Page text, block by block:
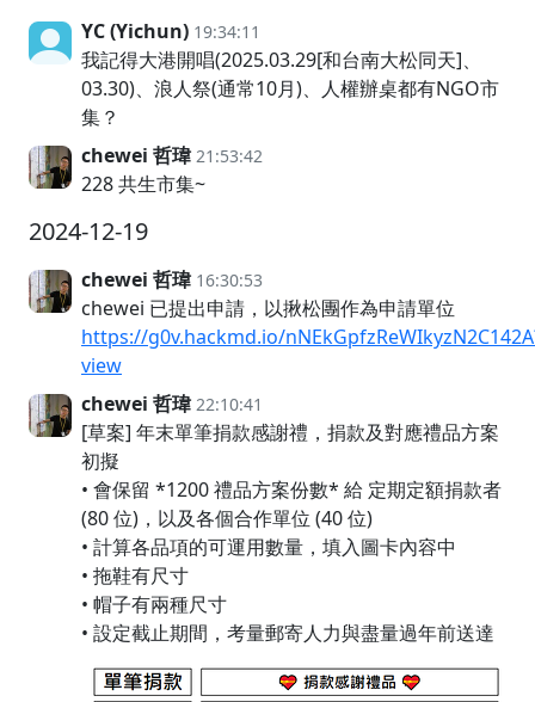
YC (Yichun) 19:34:11
我記得大港開唱(2025.03.29[和台南大松同天]、
03.30)、浪人祭(通常10月)、人權辦桌都有NGO市
集？
chewei 哲瑋 21:53:42
228 共生市集~
2024-12-19
chewei 哲瑋 16:30:53
chewei 已提出申請，以揪松團作為申請單位
https://g0v.hackmd.io/
view
chewei 哲瑋 22:10:41
[草案] 年末單筆捐款感謝禮，捐款及對應禮品方案
初擬
• 會保留 *1200 禮品方案份數* 給 定期定額捐款者
(80 位)，以及各個合作單位 (40 位)
• 計算各品項的可運用數量，填入圖卡內容中
• 拖鞋有尺寸
• 帽子有兩種尺寸
• 設定截止期間，考量郵寄人力與盡量過年前送達